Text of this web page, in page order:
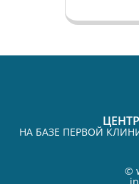
НА БАЗЕ ПЕРВОЙ
©